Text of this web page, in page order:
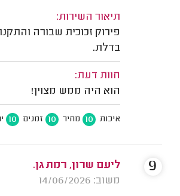
תיאור השירות:
פירוק זכוכית שבורה
בדלת.
חוות דעת:
הוא היה ממש מצוין!
איכות 10 מחיר 10 זמנים 10
ליעם שרון, רמת גן.
משוב: 14/06/2026
9